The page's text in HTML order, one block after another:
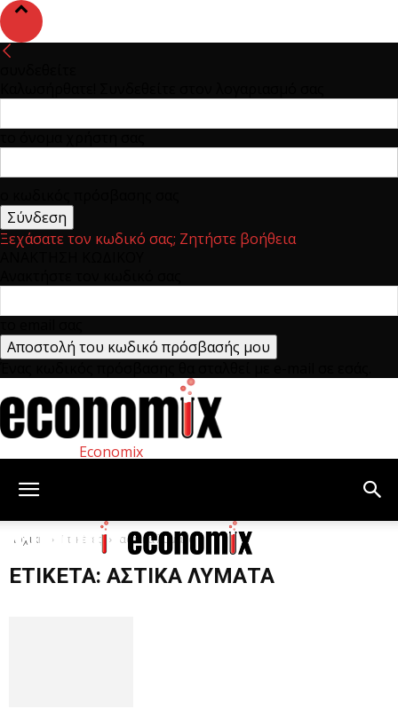
Ξεχάσατε τον κωδικό σας; Ζητήστε βοήθεια
Economix
Αρχική Ετικέτες αστικά λύματα
ΕΤΙΚΈΤΑ: ΑΣΤΙΚΆ ΛΎΜΑΤΑ